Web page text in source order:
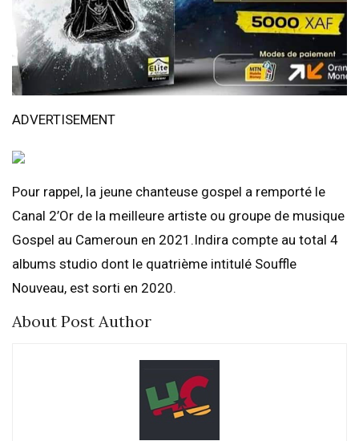
ADVERTISEMENT
Pour rappel, la jeune chanteuse gospel a remporté le
Canal 2’Or de la meilleure artiste ou groupe de musique
Gospel au Cameroun en 2021.Indira compte au total 4
albums studio dont le quatrième intitulé Souffle
Nouveau, est sorti en 2020.
About Post Author